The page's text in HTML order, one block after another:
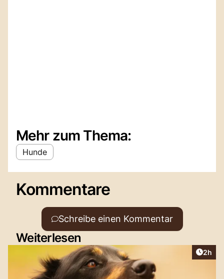
Mehr zum Thema:
Hunde
Kommentare
Schreibe einen Kommentar
Weiterlesen
2h